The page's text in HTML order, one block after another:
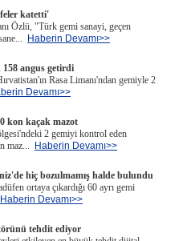
katetti'
Özlü, "Türk gemi sanayi, geçen
Haberin Devamı>>
158 angus getirdi
Rasa Limanı'ndan gemiyle 2
Devamı>>
kon kaçak mazot
2 gemiyi kontrol eden
maz...
Haberin Devamı>>
hiç bozulmamış halde bulundu
ortaya çıkardığı 60 ayrı gemi
Haberin Devamı>>
tehdit ediyor